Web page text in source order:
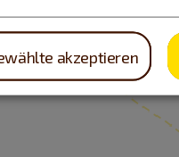
akzeptieren